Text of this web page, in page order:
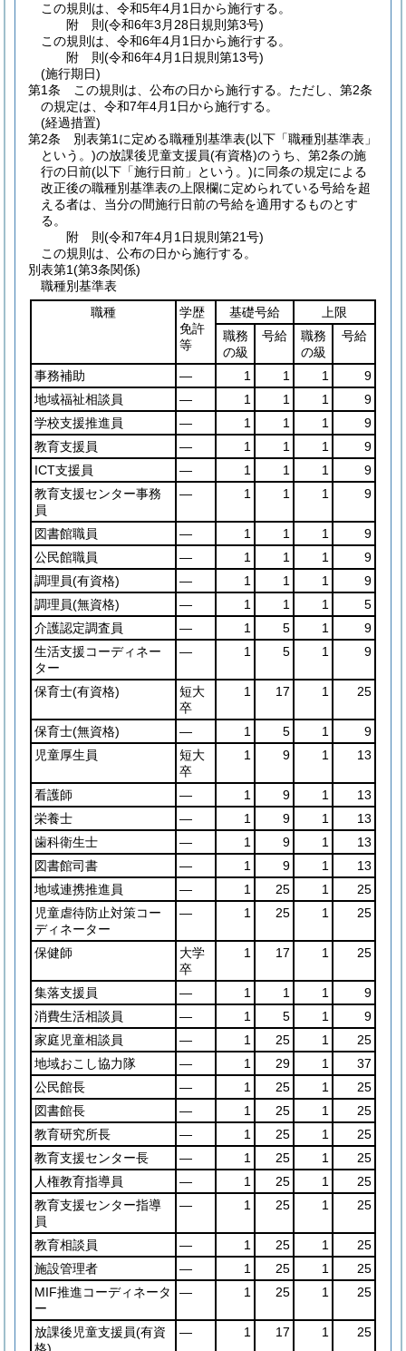
この規則は、令和5年4月1日から施行する。
附 則(令和6年3月28日規則第3号)
この規則は、令和6年4月1日から施行する。
附 則(令和6年4月1日規則第13号)
(施行期日)
第1条
この規則は、公布の日から施行する。 ただし、第2条
の規定は、令和7年4月1日から施行する。
(経過措置)
第2条
別表第1に定める職種別基準表(以下「職種別基準表」
という。)の放課後児童支援員(有資格)のうち、第2条の施
行の日前(以下「施行日前」という。)に同条の規定による
改正後の職種別基準表の上限欄に定められている号給を超
える者は、当分の間施行日前の号給を適用するものとす
る。
附 則(令和7年4月1日規則第21号)
この規則は、公布の日から施行する。
別表第1(第3条関係)
職種別基準表
職種
学歴
免許
等
基礎号給
上限
職務
の級
号給
職務
の級
号給
事務補助 ― 1 1 1
9
地域福祉相談員
― 1 1 1
9
学校支援推進員
― 1 1 1
9
教育支援員
― 1 1 1
9
ICT支援員
― 1 1 1
9
教育支援センター事務
員
― 1 1 1 9
図書館職員 ― 1 1 1
9
公民館職員
― 1 1 1
9
調理員(有資格) ― 1 1 1
9
調理員(無資格) ― 1 1 1
5
介護認定調査員
― 1 5 1
9
生活支援コーディネー
ター
― 1 5 1 9
保育士(有資格)
短大
卒
1 17 1 25
保育士(無資格) ― 1 5 1
9
児童厚生員
短大
卒
1 9 1 13
看護師 ― 1 9 1
13
栄養士
― 1 9 1
13
歯科衛生士
― 1 9 1
13
図書館司書
― 1 9 1
13
地域連携推進員
― 1 25 1
25
児童虐待防止対策コー
ディネーター
― 1 25 1 25
保健師
大学
卒
1 17 1 25
集落支援員 ― 1 1 1
9
消費生活相談員
― 1 5 1
9
家庭児童相談員
― 1 25 1
25
地域おこし協力隊
― 1 29 1
37
公民館長
― 1 25 1
25
図書館長
― 1 25 1
25
教育研究所長
― 1 25 1
25
教育支援センター長
― 1 25 1
25
人権教育指導員
― 1 25 1
25
教育支援センター指導
員
― 1 25 1 25
教育相談員 ― 1 25 1
25
施設管理者
― 1 25 1
25
MIF推進コーディネータ
ー
― 1 25 1 25
放課後児童支援員(有資
― 1 17 1 25